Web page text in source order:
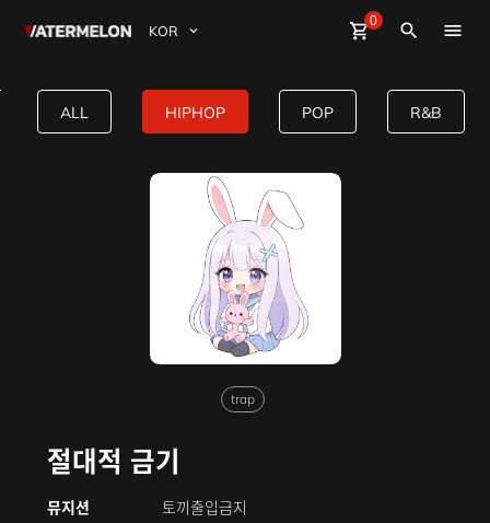
shopping_cart0 close
Watermelon Sign Up
BuyBeats
SellBeats
search
절대적 금기 HipHop type beat
ALL HIPHOP POP R&B
trap
절대적 금기
뮤지션
토끼출입금지